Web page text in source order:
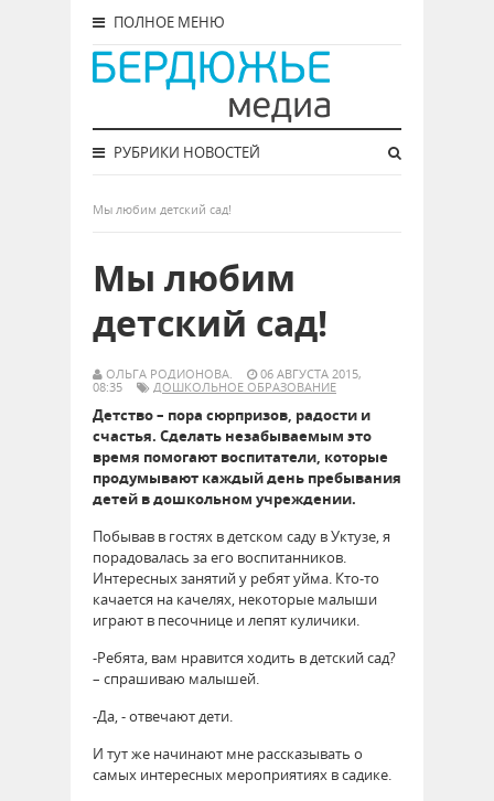
ПОЛНОЕ МЕНЮ
РУБРИКИ НОВОСТЕЙ
Мы любим детский сад!
Мы любим
детский сад!
ОЛЬГА РОДИОНОВА.
06 АВГУСТА 2015,
08:35
ДОШКОЛЬНОЕ ОБРАЗОВАНИЕ
Детство – пора сюрпризов, радости и
счастья. Сделать незабываемым это
время помогают воспитатели, которые
продумывают каждый день пребывания
детей в дошкольном учреждении.
Побывав в гостях в детском саду в Уктузе, я
порадовалась за его воспитанников.
Интересных занятий у ребят уйма. Кто-то
качается на качелях, некоторые малыши
играют в песочнице и лепят куличики.
-Ребята, вам нравится ходить в детский сад?
– спрашиваю малышей.
-Да, - отвечают дети.
И тут же начинают мне рассказывать о
самых интересных мероприятиях в садике.